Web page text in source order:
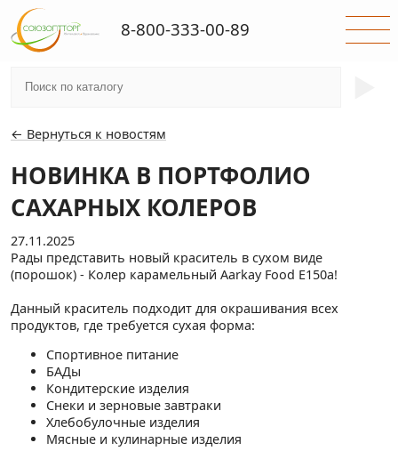
← Вернуться к новостям
НОВИНКА В ПОРТФОЛИО
САХАРНЫХ КОЛЕРОВ
27.11.2025
Рады представить новый краситель в сухом виде
(порошок) - Колер карамельный Aarkay Food E150a!
Данный краситель подходит для окрашивания всех
продуктов, где требуется сухая форма:
Спортивное питание
БАДы
Кондитерские изделия
Снеки и зерновые завтраки
Хлебобулочные изделия
Мясные и кулинарные изделия
8-800-333-00-89